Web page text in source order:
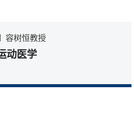
容树恒教授
动医学